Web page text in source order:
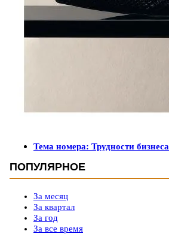
Тема номера: Трудности бизнеса
ПОПУЛЯРНОЕ
За месяц
За квартал
За год
За все время